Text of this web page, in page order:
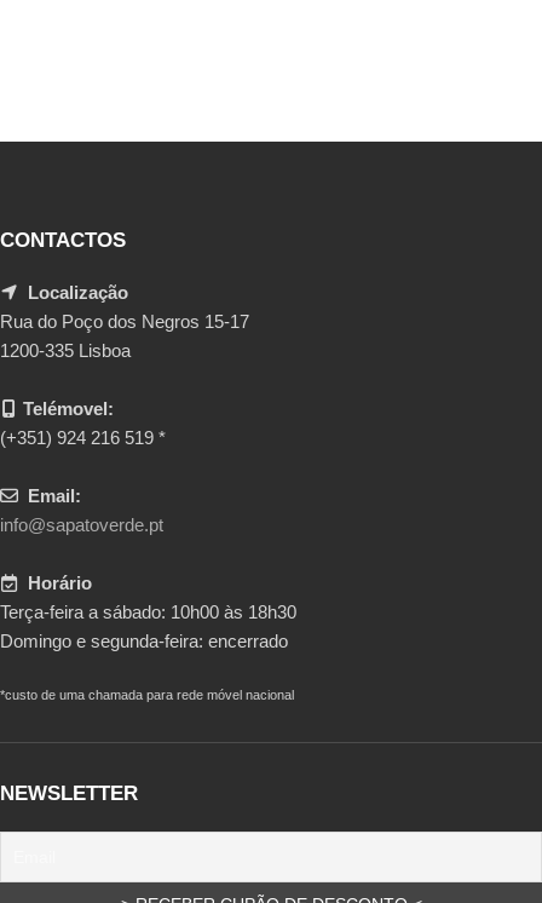
CONTACTOS
Localização
Rua do Poço dos Negros 15-17
1200-335 Lisboa
Telémovel:
(+351) 924 216 519 *
Email:
info@sapatoverde.pt
Horário
Terça-feira a sábado: 10h00 às 18h30
Domingo e segunda-feira: encerrado
*custo de uma chamada para rede móvel nacional
NEWSLETTER